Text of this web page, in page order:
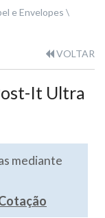
e Envelopes
VOLTAR
It Ultra
mediante